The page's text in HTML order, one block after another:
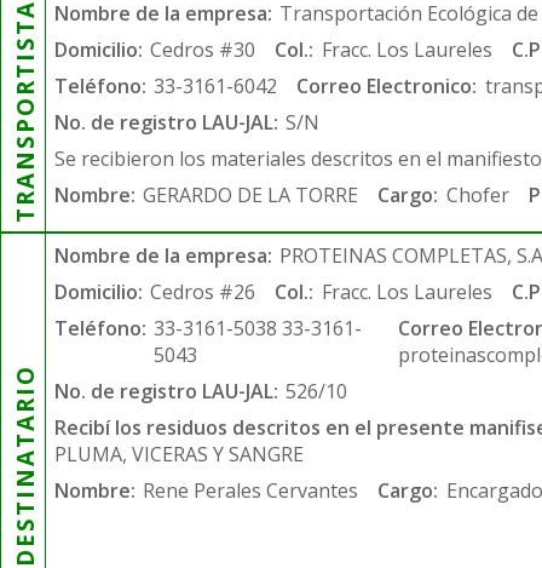
TRANSPORTISTA Nombre de la empresa: Transportación Ecológica de
Domicilio: Cedros #30 Col.: Fracc. Los Laureles
Teléfono: 33-3161-6042 Correo Electronico:
No. de registro LAU-JAL: S/N
Se recibieron los materiales descritos en el
Nombre: GERARDO DE LA TORRE Cargo: Chofer
DESTINATARIO
Nombre de la empresa: PROTEINAS COMPLETAS,
Domicilio: Cedros #26 Col.: Fracc. Los Laureles
Teléfono: 33-3161-5038 33-3161-
5043
Correo
No. de registro LAU-JAL: 526/10
Recibí los residuos descritos en el presente
PLUMA, VICERAS Y SANGRE
Nombre: Rene Perales Cervantes Cargo: